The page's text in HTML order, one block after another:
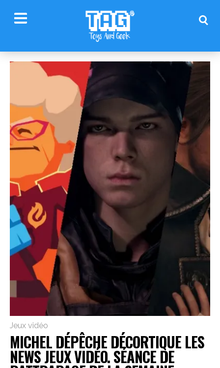
Jeux vidéo
MICHEL DÉPÊCHE DÉCORTIQUE LES
NEWS JEUX VIDÉO. SÉANCE DE